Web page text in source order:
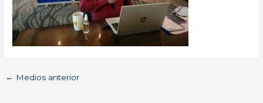
← Medios anterior